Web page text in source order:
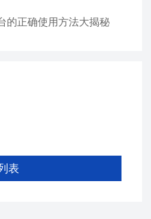
的正确使用方法大揭秘
表